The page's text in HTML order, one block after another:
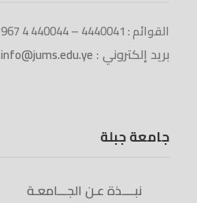
القوائم : 4440041 – 440044 4 967+
بريد إلكتروني : info@jums.edu.ye
جامعة جبلة
نبــــذة عـن الجـــامعـة